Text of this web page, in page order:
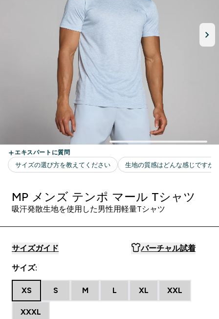
MP メンズ テンポ マール Tシャツ
吸汗発散生地を使用した男性用軽量Tシャツ
サイズガイド バーチャル試着
サイズ:
XS S M L XL XXL
XXXL